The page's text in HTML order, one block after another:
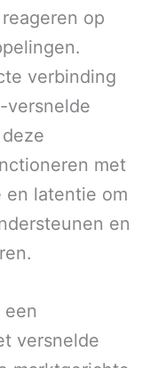
op
verbinding
versnelde
met
en latentie om
en
versnelde